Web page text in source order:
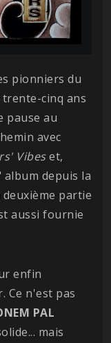
pionniers du
cinq ans
pause au
avec
Vibeset,
depuis la
deuxième partie
aussi fournie
enfin
Ce n'est pas
PAL
mais